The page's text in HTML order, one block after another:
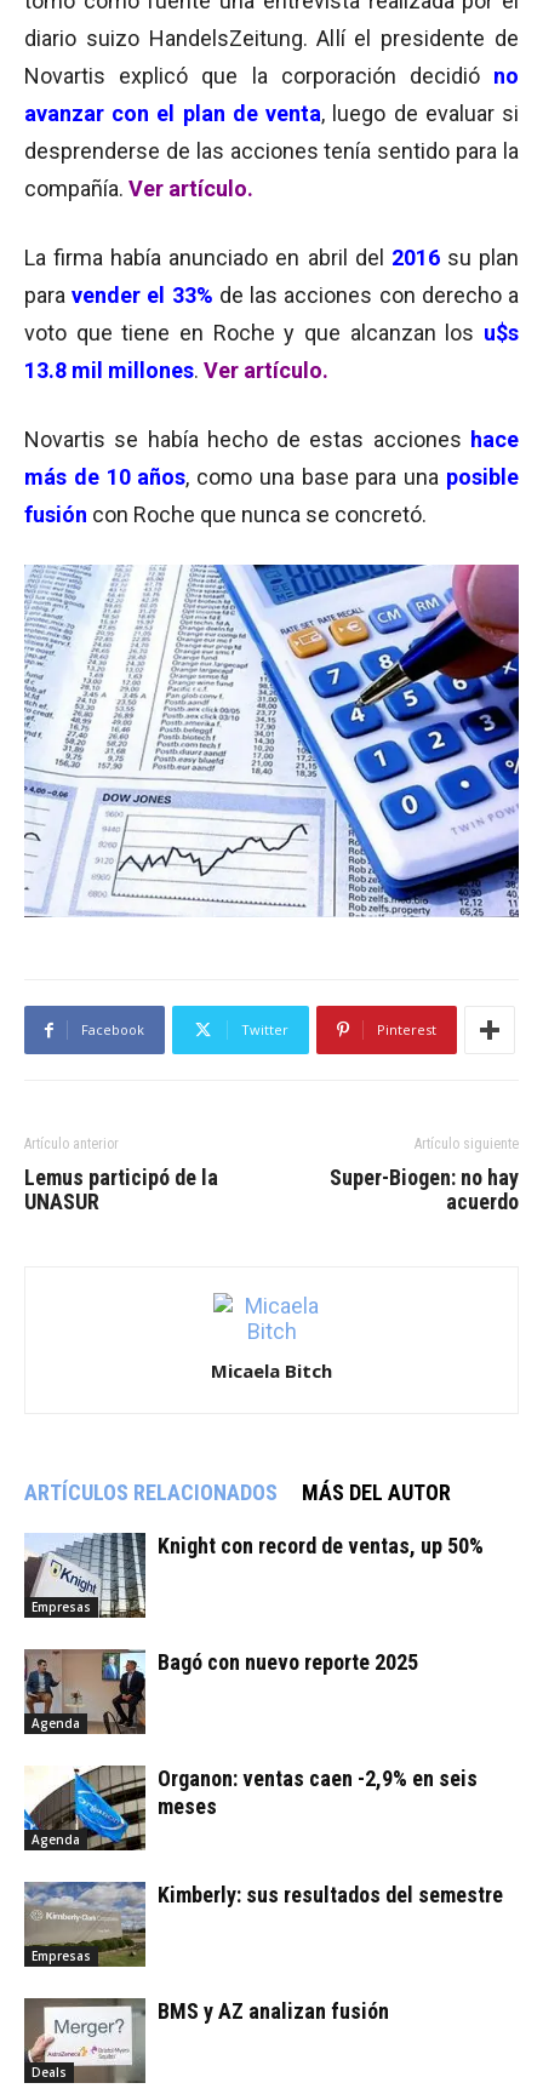
diario suizo HandelsZeitung. Allí el presidente de
Novartis explicó que la corporación decidió no
avanzar con el plan de venta, luego de evaluar si
desprenderse de las acciones tenía sentido para la
compañía. Ver artículo.
La firma había anunciado en abril del 2016 su plan
paravender el 33% de las acciones con derecho a
voto que tiene en Roche y que alcanzan los u$s
13.8 mil millones. Ver artículo.
Novartis se había hecho de estas acciones hace
más de 10 años, como una base para una posible
fusión con Roche que nunca se concretó.
Facebook Twitter Pinterest
Artículo anterior
Lemus participó de la
UNASUR
Artículo siguiente
Super-Biogen: no hay
acuerdo
Micaela Bitch
ARTÍCULOS RELACIONADOS MÁS DEL AUTOR
Empresas
Knight con record de ventas, up 50%
Agenda
Bagó con nuevo reporte 2025
Agenda
Organon: ventas caen -2,9% en seis
meses
Empresas
Kimberly: sus resultados del semestre
Deals
BMS y AZ analizan fusión